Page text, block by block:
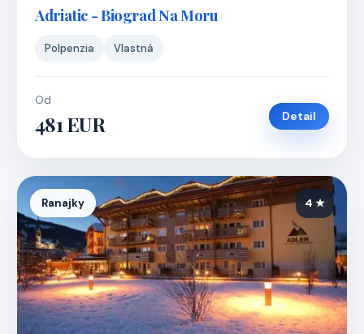
Adriatic - Biograd Na Moru
Polpenzia Vlastná
Od
481 EUR Detail
Ranajky 4 ★